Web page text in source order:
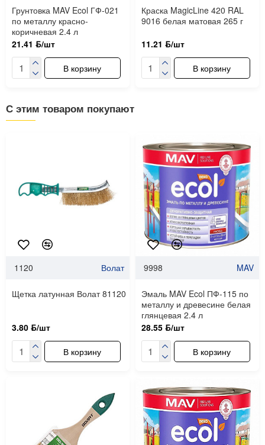
Грунтовка MAV Ecol ГФ-021
по металлу красно-
коричневая 2.4 л
21.41 ƃ/шт
В корзину
Краска MagicLine 420 RAL
9016 белая матовая 265 г
11.21 ƃ/шт
В корзину
С этим товаром покупают
1120 Волат
Щетка латунная Волат 81120
3.80 ƃ/шт
В корзину
9998 MAV
Эмаль MAV Ecol ПФ-115 по
металлу и древесине белая
глянцевая 2.4 л
28.55 ƃ/шт
В корзину